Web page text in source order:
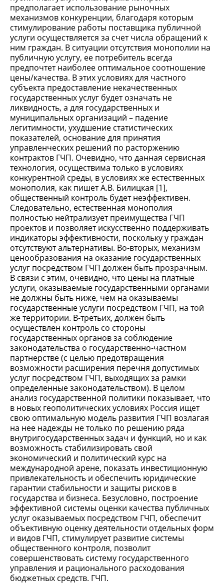
предполагает использование рыночных
механизмов конкуренции, благодаря которым
стимулирование работы поставщика публичной
услуги осуществляется за счет числа обращений к
ним граждан. В ситуации отсутствия монополии на
публичную услугу, ее потребитель всегда
предпочтет наиболее оптимальное соотношение
цены/качества. В этих условиях для частного
субъекта предоставление некачественных
государственных услуг будет означать не
ликвидность, а для государственных и
муниципальных организаций – падение
легитимности, ухудшение статистических
показателей, основание для принятия
управленческих решений по расторжению
контрактов ГЧП. Очевидно, что данная сервисная
технология, осуществима только в условиях
конкурентной среды, в условиях же естественных
монополия, как пишет А.В. Билицкая [1],
общественный контроль будет неэффективен.
Следовательно, естественная монополия
полностью нейтрализует преимущества ГЧП
проектов и позволяет искусственно поддерживать
индикаторы эффективности, поскольку у граждан
отсутствуют альтернативы. Во-вторых, механизм
ценообразования на оказание государственных
услуг посредством ГЧП должен быть прозрачным.
В связи с этим, очевидно, что цены на платные
услуги, оказываемые государственными органами
не должны быть ниже, чем на оказываемы
государственные услуги посредством ГЧП, на той
же территории. В-третьих, должен быть
осуществлен контроль со стороны
государственных органов за соблюдение
законодательства о государственно-частном
партнерстве (с целью предотвращения
возможности расширения перечня допустимых
услуг посредством ГЧП, выходящих за рамки
определенные законодательством). В целом
анализ государственной политики показывает, что
в новых геополитических условиях Россия ищет
свою оптимальную модель развития ГЧП возлагая
на нее надежды не только по решению ряда
внутригосударственных задач и функций, но и как
возможность стабилизировать свой
экономический и политический курс на
международной арене, показать инвестиционную
привлекательность и обеспечить юридические
гарантии стабильности и защиты рисков в
государства и бизнеса. Безусловно, построение
эффективной системы оценки качества публичных
услуг оказываемых посредством ГЧП, обеспечит
объективную оценку деятельности отдельных форм
и видов ГЧП, стимулирует развитие системы
общественного контроля, позволит
совершенствовать систему государственного
управления и рационального расходования
бюджетных средств. ГЧП.